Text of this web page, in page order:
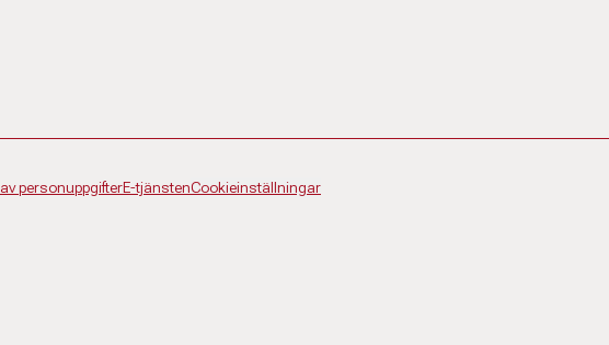
personuppgifterE-tjänstenCookieinställningar